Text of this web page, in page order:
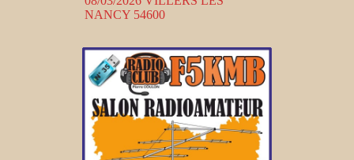
NANCY 54600